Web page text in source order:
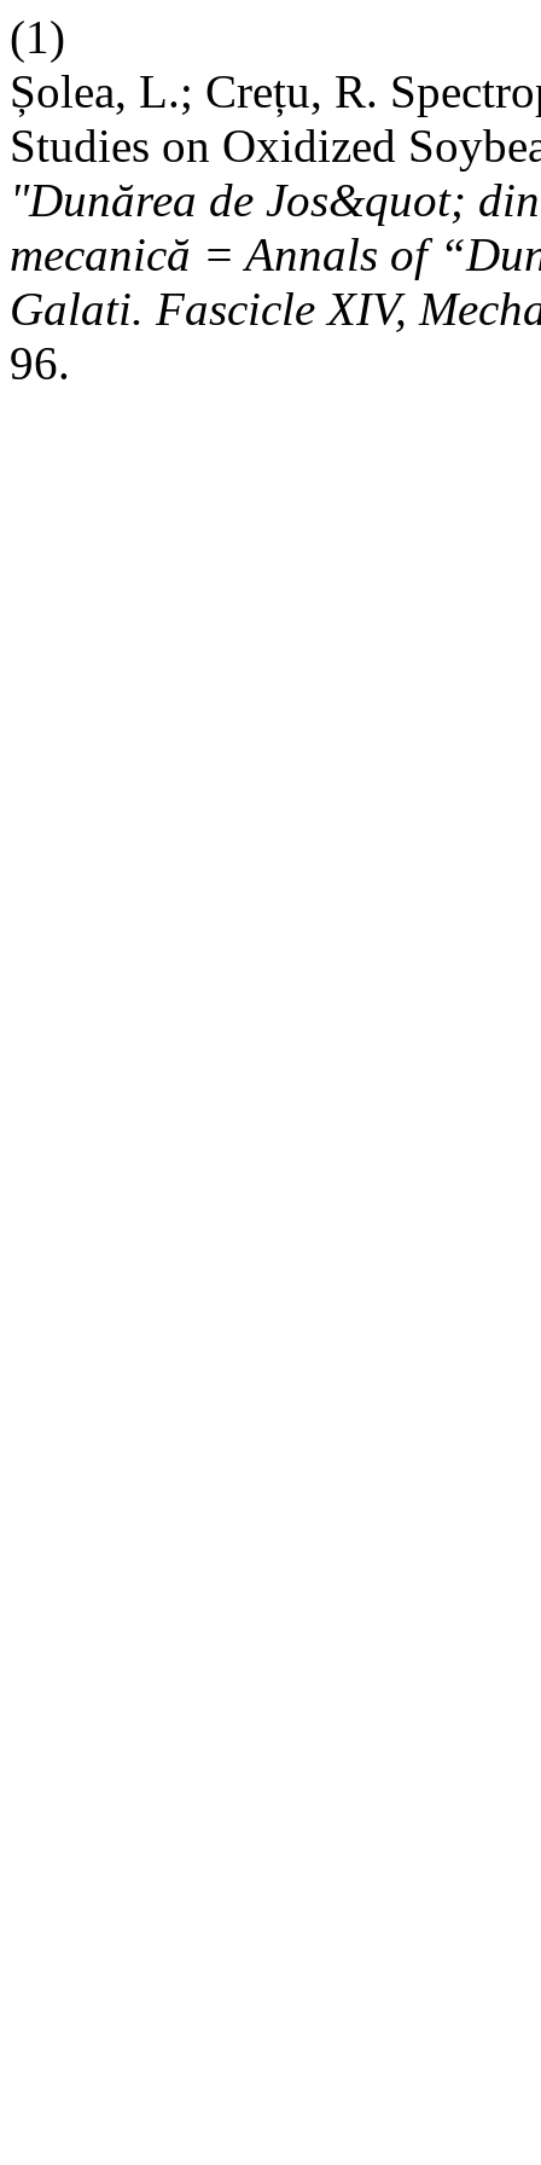
(1)
Șolea, L.; Crețu, R.
Studies on Oxidized
"Dunărea de Jos&quot;
mecanică = Annals of
Galati. Fascicle XIV,
96.